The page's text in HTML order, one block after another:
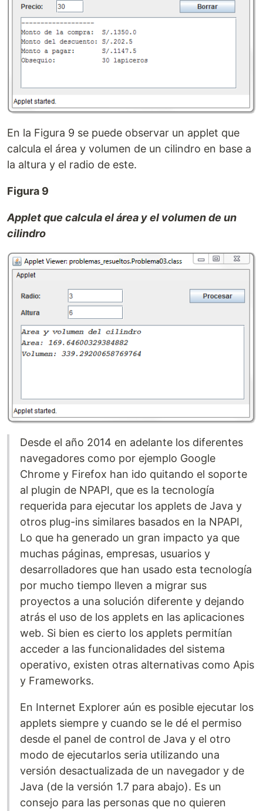
En la Figura 9 se puede observar un applet que
calcula el área y volumen de un cilindro en base a
la altura y el radio de este.
Figura 9
Applet que calcula el área y el volumen de un
cilindro
Desde el año 2014 en adelante los diferentes
navegadores como por ejemplo Google
Chrome y Firefox han ido quitando el soporte
al plugin de NPAPI, que es la tecnología
requerida para ejecutar los applets de Java y
otros plug-ins similares basados en la NPAPI,
Lo que ha generado un gran impacto ya que
muchas páginas, empresas, usuarios y
desarrolladores que han usado esta tecnología
por mucho tiempo lleven a migrar sus
proyectos a una solución diferente y dejando
atrás el uso de los applets en las aplicaciones
web. Si bien es cierto los applets permitían
acceder a las funcionalidades del sistema
operativo, existen otras alternativas como Apis
y Frameworks.
En Internet Explorer aún es posible ejecutar los
applets siempre y cuando se le dé el permiso
desde el panel de control de Java y el otro
modo de ejecutarlos seria utilizando una
versión desactualizada de un navegador y de
Java (de la versión 1.7 para abajo). Es un
consejo para las personas que no quieren